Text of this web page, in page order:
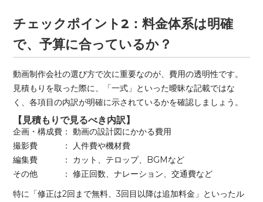
チェックポイント2：料金体系は明確
で、予算に合っているか？
動画制作会社の選び方で次に重要なのが、費用の透明性です。
見積もりを取った際に、「一式」といった曖昧な記載ではな
く、各項目の内訳が明確に示されているかを確認しましょう。
【見積もりで見るべき内訳】
企画・構成費： 動画の設計図にかかる費用
撮影費 ： 人件費や機材費
編集費 ： カット、テロップ、BGMなど
その他 ： 修正回数、ナレーション、交通費など
特に「修正は2回まで無料、3回目以降は追加料金」といったル